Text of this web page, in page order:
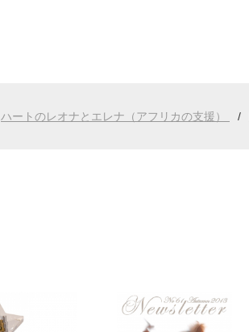
ハートのレオナとエレナ（アフリカの支援）